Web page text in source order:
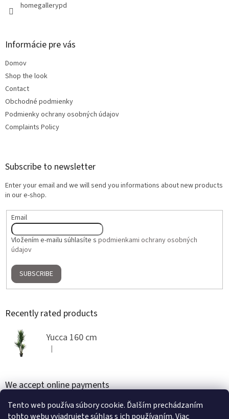
Tento web používa súbory cookie. Ďalším prechádzaním
tohto webu vyjadrujete súhlas s ich používaním. Viac
homegallerypd
Informácie pre vás
Domov
Shop the look
Contact
Obchodné podmienky
Podmienky ochrany osobných údajov
Complaints Policy
Subscribe to newsletter
Enter your email and we will send you informations about new products
in our e-shop.
Email
Vložením e-mailu súhlasíte s podmienkami ochrany osobných
údajov
SUBSCRIBE
Recently rated products
Yucca 160 cm
The product rating is 5 out of 5 stars.
|
We accept online payments